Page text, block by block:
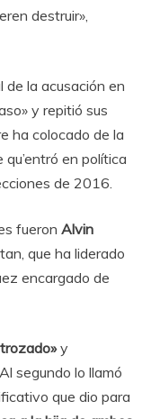
destruir»,
de la acusación en
y repitió sus
ha colocado de la
en política
de 2016.
fueron Alvin
que ha liderado
encargado de
y
segundo lo llamó
que dio para